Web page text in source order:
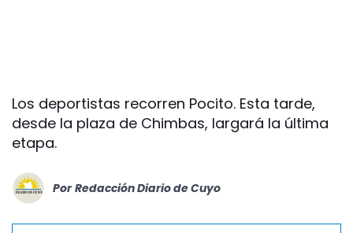
Los deportistas recorren Pocito. Esta tarde,
desde la plaza de Chimbas, largará la última
etapa.
Por Redacción Diario de Cuyo